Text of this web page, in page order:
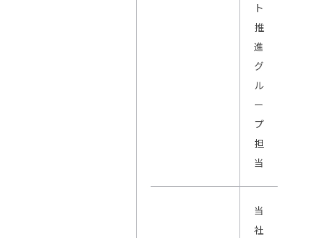
ト
推
進
グ
ル
ー
プ
担
当
当
社